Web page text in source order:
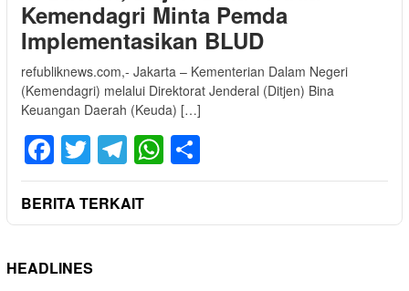
Kemendagri Minta Pemda
Implementasikan BLUD
refubliknews.com,- Jakarta – Kementerian Dalam Negeri
(Kemendagri) melalui Direktorat Jenderal (Ditjen) Bina
Keuangan Daerah (Keuda) […]
Facebook
Twitter
Telegram
WhatsApp
BERITA TERKAIT
HEADLINES